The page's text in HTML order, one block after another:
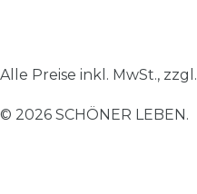
Alle Preise inkl. MwSt., zzgl.
© 2026 SCHÖNER LEBEN.